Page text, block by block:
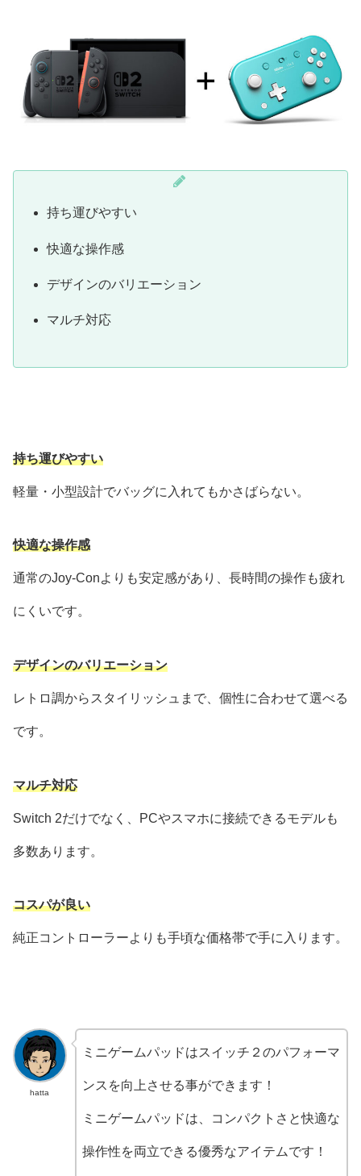
持ち運びやすい
快適な操作感
デザインのバリエーション
マルチ対応
持ち運びやすい
軽量・小型設計でバッグに入れてもかさばらない。
快適な操作感
通常のJoy-Conよりも安定感があり、長時間の操作も疲れ
にくいです。
デザインのバリエーション
レトロ調からスタイリッシュまで、個性に合わせて選べる
です。
マルチ対応
Switch 2だけでなく、PCやスマホに接続できるモデルも
多数あります。
コスパが良い
純正コントローラーよりも手頃な価格帯で手に入ります。
hatta
ミニゲームパッドはスイッチ２のパフォーマ
ンスを向上させる事ができます！
ミニゲームパッドは、コンパクトさと快適な
操作性を両立できる優秀なアイテムです！